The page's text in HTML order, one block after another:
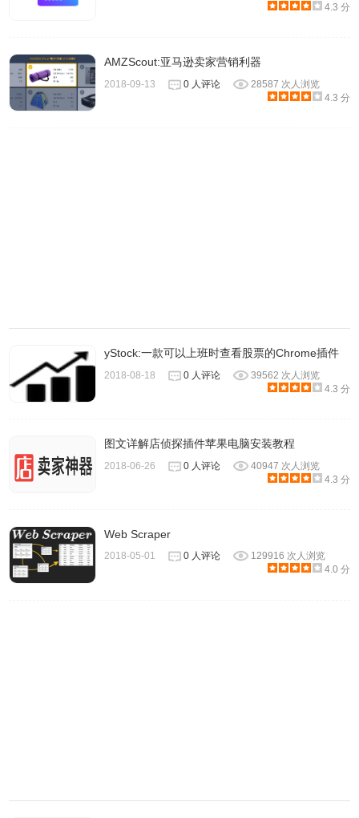
7.打开亚马逊店铺，在评论列表里面找到差评评论，点击进
入买家详情IMG_256鼠标移到此头像右击，选择“检查”：如
下图所示：IMG_256default 后面圈起来的部分就是用户ID：
酷鸟采集买家ID插件联系方式
4.3 分
AMZScout:亚马逊卖家营销利器
2018-09-13 0 人评论
28587 次人浏览
4.3 分
yStock:一款可以上班时查看股票的Chrome插件
2018-08-18 0 人评论
39562 次人浏览
4.3 分
图文详解店侦探插件苹果电脑安装教程
2018-06-26 0 人评论
40947 次人浏览
4.3 分
Web Scraper
2018-05-01 0 人评论
129916 次人浏览
4.0 分